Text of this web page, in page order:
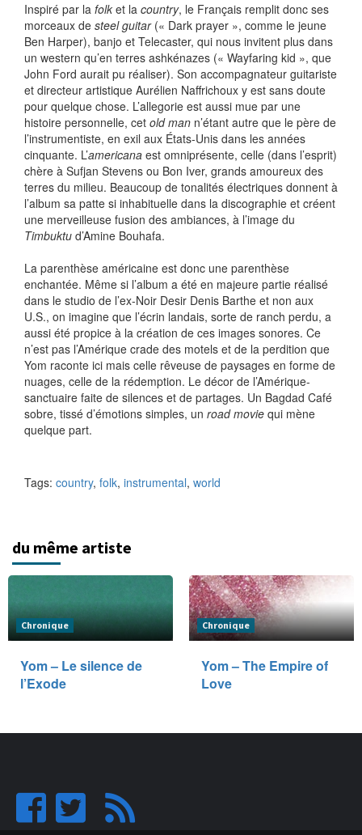
Inspiré par la folk et la country, le Français remplit donc ses
morceaux de steel guitar(« Dark prayer », comme le jeune
Ben Harper), banjo et Telecaster, qui nous invitent plus dans
un western qu’en terres ashkénazes (« Wayfaring kid », que
John Ford aurait pu réaliser). Son accompagnateur guitariste
et directeur artistique Aurélien Naffrichoux y est sans doute
pour quelque chose. L’allegorie est aussi mue par une
histoire personnelle, cet old man n’étant autre que le père de
l’instrumentiste, en exil aux États-Unis dans les années
cinquante. L’americana est omniprésente, celle (dans l’esprit)
chère à Sufjan Stevens ou Bon Iver, grands amoureux des
terres du milieu. Beaucoup de tonalités électriques donnent à
l’album sa patte si inhabituelle dans la discographie et créent
une merveilleuse fusion des ambiances, à l’image du
Timbuktu d’Amine Bouhafa.
La parenthèse américaine est donc une parenthèse
enchantée. Même si l’album a été en majeure partie réalisé
dans le studio de l’ex-Noir Desir Denis Barthe et non aux
U.S., on imagine que l’écrin landais, sorte de ranch perdu, a
aussi été propice à la création de ces images sonores. Ce
n’est pas l’Amérique crade des motels et de la perdition que
Yom raconte ici mais celle rêveuse de paysages en forme de
nuages, celle de la rédemption. Le décor de l’Amérique-
sanctuaire faite de silences et de partages. Un Bagdad Café
sobre, tissé d’émotions simples, un road movie qui mène
quelque part.
Tags: country, folk, instrumental, world
du même artiste
Chronique
Yom – Le silence de
l’Exode
Chronique
Yom – The Empire of
Love